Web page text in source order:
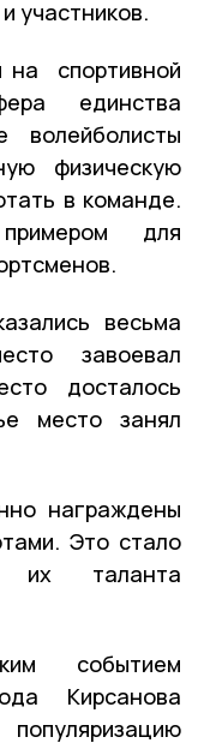
участников.
на спортивной
единства
физическую
в команде.
для
весьма
завоевал
досталось
место занял
награждены
Это стало
их таланта
событием
Кирсанова